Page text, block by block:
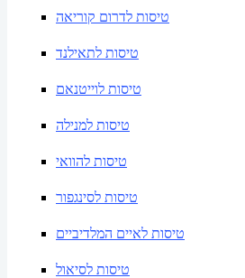
טיסות לדרום קוריאה
טיסות לתאילנד
טיסות לוייטנאם
טיסות למנילה
טיסות להוואי
טיסות לסינגפור
טיסות לאיים המלדיביים
טיסות לסיאול